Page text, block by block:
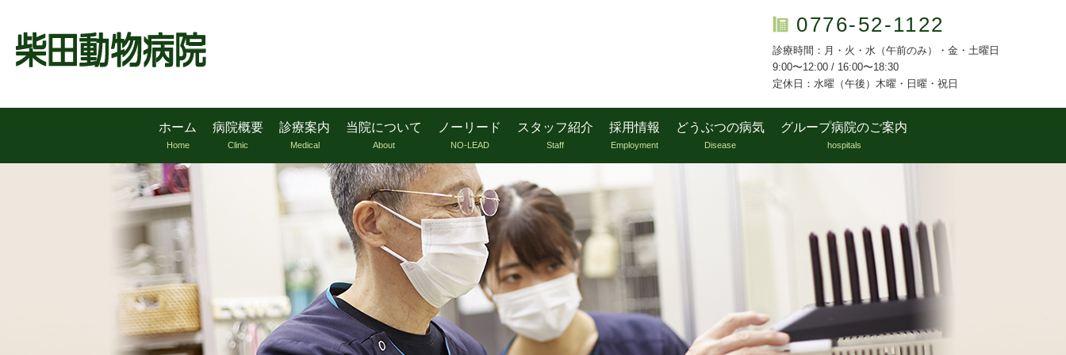
0776-52-1122
診療時間：月・火・水（午前のみ）・金・土曜日
9:00〜12:00 / 16:00〜18:30
定休日：水曜（午後）木曜・日曜・祝日
ホーム
Home
病院概要
Clinic
診療案内
Medical
当院について
About
ノーリード
NO-LEAD
スタッフ紹介
Staff
採用情報
Employment
どうぶつの病気
Disease
グループ病院のご案内
hospitals